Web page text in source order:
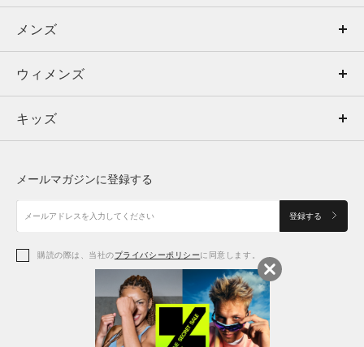
メンズ
ウィメンズ
キッズ
アクセサリー
メンズ
トップス
ボトムス
アクセサリー
ウィメンズ
トップス
シューズ
アクセサリー
キッズ
シューズ
メールマガジンに登録する
登録する
購読の際は、当社のプライバシーポリシーに同意します。